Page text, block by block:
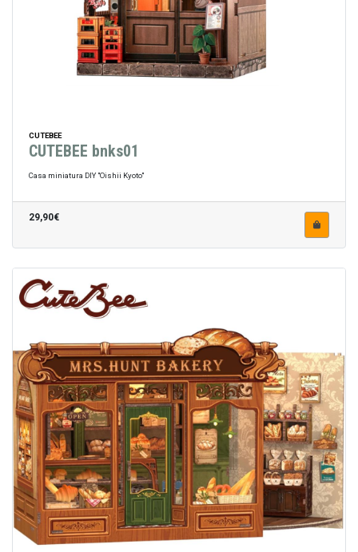
CUTEBEE
CUTEBEE bnks01
Casa miniatura DIY "Oishii Kyoto"
29,90€